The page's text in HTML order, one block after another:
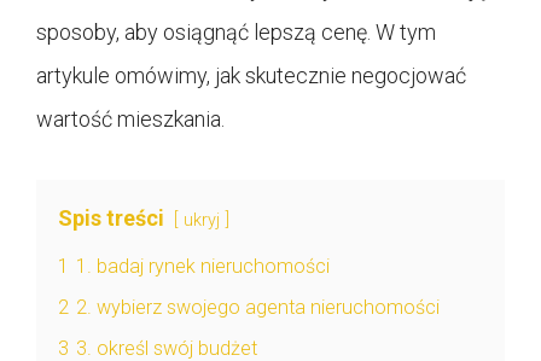
sposoby, aby osiągnąć lepszą cenę. W tym
artykule omówimy, jak skutecznie negocjować
wartość mieszkania.
Spis treści ukryj
1 1. badaj rynek nieruchomości
2 2. wybierz swojego agenta nieruchomości
3 3. określ swój budżet